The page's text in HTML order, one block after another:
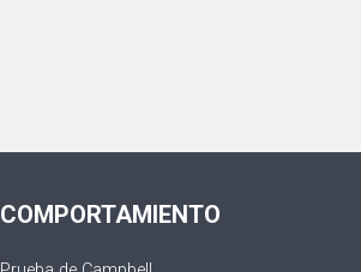
COMPORTAMIENTO